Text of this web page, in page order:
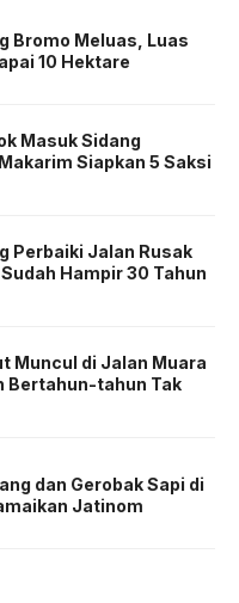
Bromo Meluas, Luas
10 Hektare
Masuk Sidang
Siapkan 5 Saksi
Perbaiki Jalan Rusak
Hampir 30 Tahun
Muncul di Jalan Muara
Bertahun-tahun Tak
dan Gerobak Sapi di
Jatinom